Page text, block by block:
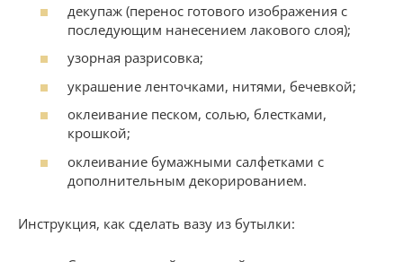
декупаж (перенос готового изображения с
последующим нанесением лакового слоя);
узорная разрисовка;
украшение ленточками, нитями, бечевкой;
оклеивание песком, солью, блестками,
крошкой;
оклеивание бумажными салфетками с
дополнительным декорированием.
Инструкция, как сделать вазу из бутылки: